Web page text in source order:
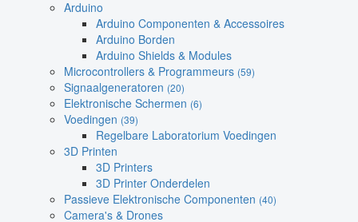
Arduino
Arduino Componenten & Accessoires
Arduino Borden
Arduino Shields & Modules
Microcontrollers & Programmeurs (59)
Signaalgeneratoren (20)
Elektronische Schermen (6)
Voedingen (39)
Regelbare Laboratorium Voedingen
3D Printen
3D Printers
3D Printer Onderdelen
Passieve Elektronische Componenten (40)
Camera's & Drones